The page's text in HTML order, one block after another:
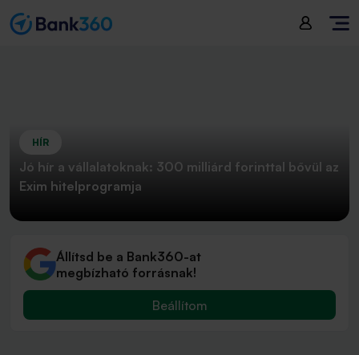
HÍR
Jó hír a vállalatoknak: 300 milliárd forinttal bővül az
Exim hitelprogramja
Állítsd be a Bank360-at
megbízható forrásnak!
Beállítom